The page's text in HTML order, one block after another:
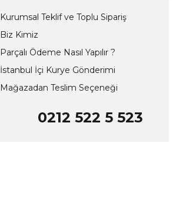
Kurumsal Teklif ve Toplu Sipariş
Biz Kimiz
Parçalı Ödeme Nasıl Yapılır ?
İstanbul İçi Kurye Gönderimi
Mağazadan Teslim Seçeneği
0212 522 5 523